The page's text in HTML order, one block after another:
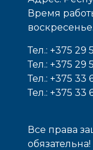
Время
воcкресенье.
Тел.: +375 29
Тел.: +375 29
Тел.: +375 33
Тел.: +375 33
Все права
обязательна!